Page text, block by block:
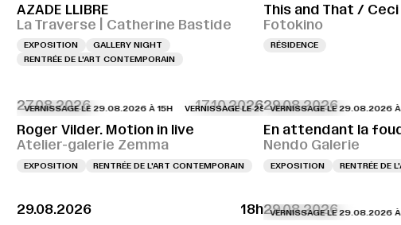
AZADE LLIBRE
La Traverse | Catherine Bastide
EXPOSITION
GALLERY NIGHT
RENTRÉE DE L'ART CONTEMPORAIN
This and That /
Fotokino
RÉSIDENCE
27.08.2026 17.10.2026
LE 29.08.2026 À 15H VERNISSAGE LE 29.08.2026 À 15H VERNISSAGE LE
Roger Vilder. Motion in live
Atelier-galerie Zemma
EXPOSITION RENTRÉE DE L'ART CONTEMPORAIN
29.08.2026
VERNISSAGE LE 29.08.2026 À 16H
En attendant la
Nendo Galerie
EXPOSITION RENTRÉE DE
29.08.2026
18h29.08.2026
VERNISSAGE LE 29.08.2026 À 18H